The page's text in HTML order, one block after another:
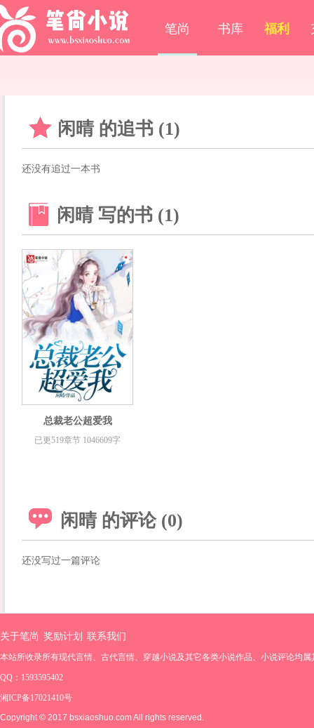
笔尚 书库 福利
闲晴 的追书 (1)
还没有追过一本书
闲晴 写的书 (1)
总裁老公超爱我
已更519章节 1046609字
闲晴 的评论 (0)
还没写过一篇评论
关于笔尚 奖励计划 联系我们
本站所收录所有现代言情、古代言情、穿越小说及其它各类小说作品、小说评论均
QQ：1593595402
湘ICP备17021410号
Copyright © 2017 bsxiaoshuo.com All rights reserved.